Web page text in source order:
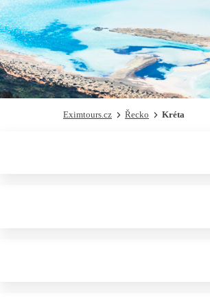
Eximtours.cz Řecko Kréta